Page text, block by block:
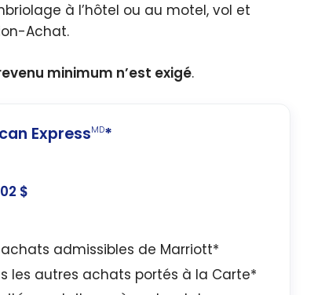
à l’hôtel ou au motel, vol et
Achat.
minimum n’est exigé.
ExpressMD*
$
admissibles de Marriott*
les autres achats portés à la Carte*